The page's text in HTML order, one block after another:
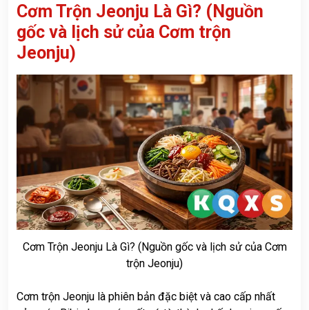
Cơm Trộn Jeonju Là Gì? (Nguồn
gốc và lịch sử của Cơm trộn
Jeonju)
Cơm Trộn Jeonju Là Gì? (Nguồn gốc và lịch sử của Cơm
trộn Jeonju)
Cơm trộn Jeonju là phiên bản đặc biệt và cao cấp nhất